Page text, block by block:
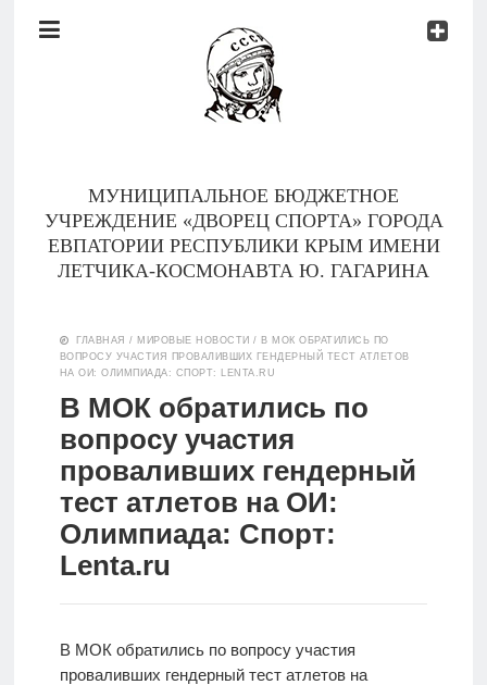
Документы
МУНИЦИПАЛЬНОЕ БЮДЖЕТНОЕ
УЧРЕЖДЕНИЕ «ДВОРЕЦ СПОРТА» ГОРОДА
ЕВПАТОРИИ РЕСПУБЛИКИ КРЫМ ИМЕНИ
ЛЕТЧИКА-КОСМОНАВТА Ю. ГАГАРИНА
Тренеры
Контакты
Новости
Родителям
О
ГЛАВНАЯ / МИРОВЫЕ НОВОСТИ / В МОК ОБРАТИЛИСЬ ПО
ВОПРОСУ УЧАСТИЯ ПРОВАЛИВШИХ ГЕНДЕРНЫЙ ТЕСТ АТЛЕТОВ
НА ОИ: ОЛИМПИАДА: СПОРТ: LENTA.RU
В МОК обратились по
вопросу участия
проваливших гендерный
тест атлетов на ОИ:
Олимпиада: Спорт:
Lenta.ru
В МОК обратились по вопросу участия
проваливших гендерный тест атлетов на